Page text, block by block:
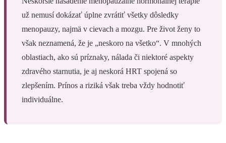
už nemusí dokázať úplne zvrátiť všetky dôsledky
menopauzy, najmä v cievach a mozgu. Pre život ženy to
však neznamená, že je „neskoro na všetko“. V mnohých
oblastiach, ako sú príznaky, nálada či niektoré aspekty
zdravého starnutia, je aj neskorá HRT spojená so
zlepšením. Prínos a riziká však treba vždy hodnotiť
individuálne.